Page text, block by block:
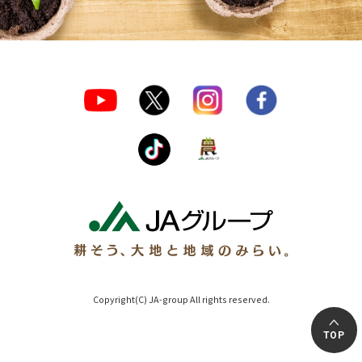
Copyright(C) JA-group All rights reserved.
TOP